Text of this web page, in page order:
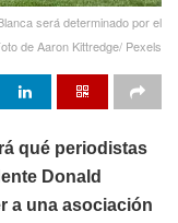
será determinado por el
de Aaron Kittredge/ Pexels
qué periodistas
Donald
a una asociación